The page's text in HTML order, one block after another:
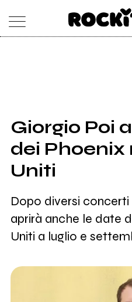
SHOP
RADIO
Giorgio Poi
dei Phoenix
Uniti
Dopo diversi concerti
aprirà anche le date
Uniti a luglio e